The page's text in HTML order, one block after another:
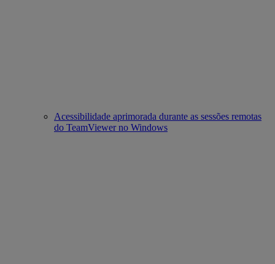
Acessibilidade aprimorada durante as sessões remotas
do TeamViewer no Windows